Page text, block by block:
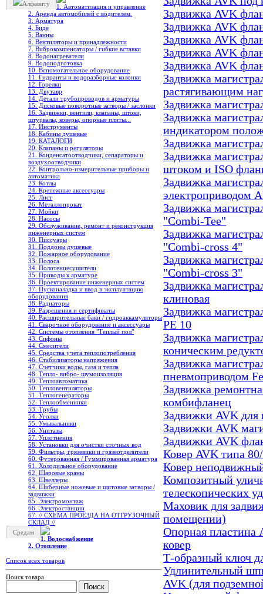
Алфавиту
1. Автоматизация и управление
2. Аренда автомобилей с водителем.
3. Арматура
4. Биде
5. Ванны
6. Вентиляторы и принадлежности
7. Виброкомпенсаторы / гибкие вставки
8. Водонагреватели
9. Водоподготовка
10. Вспомогательное оборудование
11. Гидранты и водоразборные колонки
12. Горелки
13. Двутавр
14. Детали трубопроводов и арматуры
15. Дисковые поворотные затворы / заслонки
16. Задвижки, вентили, клапаны, штоки,
штурвалы, коверы, опорные плиты...
17. Инструменты
18. Кабины душевые
19. КАТАЛОГИ
20. Клапаны и регуляторы
21. Конденсатоотводчики, сепараторы и
воздухоотводчики
22. Контрольно-измерительные приборы и
автоматика
23. Котлы
24. Крепежные аксессуары
25. Лист
26. Металлопрокат
27. Мойки
28. Насосы
29. Обслуживание, ремонт и реконструкция
инженерных систем
30. Писсуары
31. Поддоны душевые
32. Пожарное оборудование
33. Полоса
34. Полотенцесушители
35. Приводы к арматуре
36. Проектирование инженерных систем
37. Пусконаладка и ввод в эксплуатацию
оборудования
38. Радиаторы
39. Разрешения и сертификаты
40. Расширительные баки / гидроаккамуляторы
41. Сварочное оборудование и аксессуары
42. Системы отопления "Теплый пол"
43. Сифоны
44. Смесители
45. Средства учета теплопотребления
46. Стабилизаторы напряжения
47. Счетчики воды, газа и тепла
48. Тепло- вибро- шумоизоляция
49. Теплоавтоматика
50. Тепловентиляторы
51. Теплогенераторы
52. Теплообменники
53. Трубы
54. Уголки
55. Умывальники
56. Унитазы
57. Уплотнения
58. Установки для очистки сточных вод
59. Фильтры, грязевики и грязеотделители
60. Футерованная / Гуммированная арматура
61. Холодильное oборудование
62. Шаровые краны
63. Швеллеры
64. Шиберные ножевые и щитовые затворы /
задвижки
65. Электромонтаж
66. Электростанции
67. // СХЕМА ПРОЕЗДА НА ОТГРУЗОЧНЫЙ
СКЛАД //
Средам
1. Водоснабжение
2. Отопление
Список всех товаров
Поиск товара
Задвижка AVK
Задвижка AVK
Задвижка AVK
Задвижка AVK
Задвижка AVK
Задвижка
растягивающим
Задвижка
Задвижка
индикатором
Задвижка
Задвижка
штоком и ISO
Задвижка
электроприводом
Задвижка
"Combi-Tee"
Задвижка
"Combi-cross 4"
Задвижка
"Combi-cross 3"
Задвижка
клиновая
Задвижка
PE 10
Задвижка
коническим
Задвижка
пневмоприводом
Задвижка
комбифланец
Задвижки AVK для
Задвижки AVK
Задвижки AVK
Ковер AVK типа
Ковер
Композитный
телескопических
Маховик для
помещении)
Опорная пластина
ковер
Т-образный ключ
Удлинительный
AVK (для